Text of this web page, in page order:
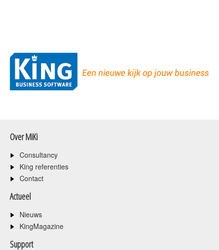
Over MiKi
Consultancy
King referenties
Contact
Actueel
Nieuws
KingMagazine
Support